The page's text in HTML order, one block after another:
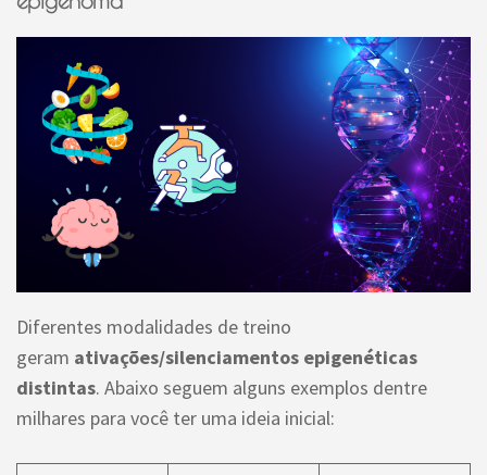
Diferentes modalidades de treino
geram ativações/silenciamentos epigenéticas
distintas. Abaixo seguem alguns exemplos dentre
milhares para você ter uma ideia inicial: